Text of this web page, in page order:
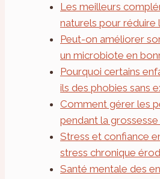
Les meilleurs
naturels pour réduire
Peut-on améliorer
un microbiote en
Pourquoi certains
ils des phobies sans
Comment gérer les
pendant la grossesse
Stress et confiance
stress chronique
Santé mentale des